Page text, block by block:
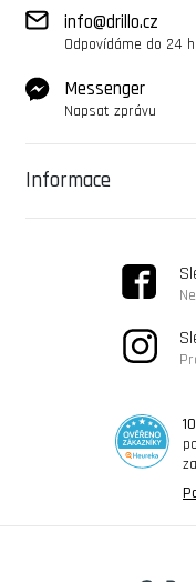
info@drillo.cz
Odpovídáme do 24
Messenger
Napsat zprávu
Informace